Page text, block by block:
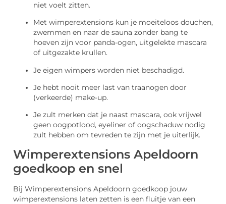
niet voelt zitten.
Met wimperextensions kun je moeiteloos douchen,
zwemmen en naar de sauna zonder bang te
hoeven zijn voor panda-ogen, uitgelekte mascara
of uitgezakte krullen.
Je eigen wimpers worden niet beschadigd.
Je hebt nooit meer last van traanogen door
(verkeerde) make-up.
Je zult merken dat je naast mascara, ook vrijwel
geen oogpotlood, eyeliner of oogschaduw nodig
zult hebben om tevreden te zijn met je uiterlijk.
Wimperextensions Apeldoorn
goedkoop en snel
Bij Wimperextensions Apeldoorn goedkoop jouw
wimperextensions laten zetten is een fluitje van een